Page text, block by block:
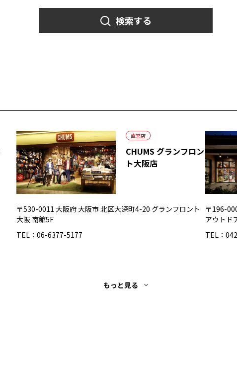
検索する
直営店
CHUMS グランフロン
ト大阪店
〒530-0011 大阪府 大阪市 北区大深町4-20 グランフロント
大阪 南館5F
TEL：06-6377-5177
〒196-
アウトド
TEL：
もっと見る